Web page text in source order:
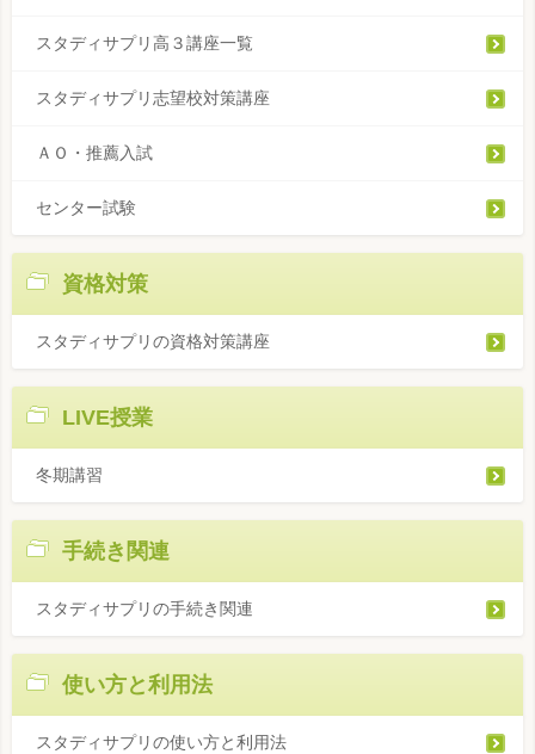
スタディサプリ高３講座一覧
スタディサプリ志望校対策講座
ＡＯ・推薦入試
センター試験
資格対策
スタディサプリの資格対策講座
LIVE授業
冬期講習
手続き関連
スタディサプリの手続き関連
使い方と利用法
スタディサプリの使い方と利用法